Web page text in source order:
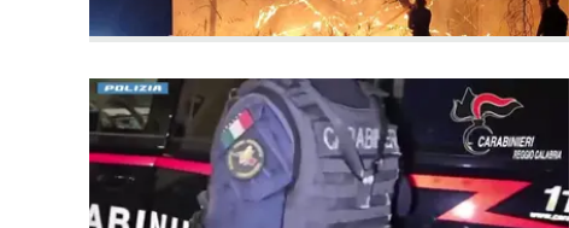
catanzarochannel.it
lacapitalenews.it